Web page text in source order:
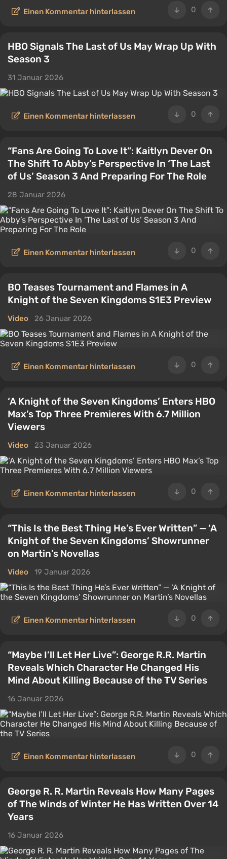
0
Einen Kommentar hinterlassen
HBO Signals The Last of Us May Wrap Up With
Season 3
31 Januar 2026
0
Einen Kommentar hinterlassen
“Fans Are Going To Love It”: Kaitlyn Dever On
The Shift To Abby’s Perspective In ‘The Last
of Us’ Season 3 And Preparing For The Role
28 Januar 2026
0
Einen Kommentar hinterlassen
BO Teases Tournament and Flames in A
Knight of the Seven Kingdoms S1E3 Preview
Video 26 Januar 2026
0
Einen Kommentar hinterlassen
‘A Knight of the Seven Kingdoms’ Enters HBO
Max’s Top Three Premieres With 6.7 Million
Viewers
Video 23 Januar 2026
0
Einen Kommentar hinterlassen
“This Is the Best Thing He’s Ever Written” — ‘A
Knight of the Seven Kingdoms’ Showrunner
on Martin’s Novellas
Video 19 Januar 2026
0
Einen Kommentar hinterlassen
“Maybe I’ll Let Her Live”: George R.R. Martin
Reveals Which Character He Changed His
Mind About Killing Because of the TV Series
16 Januar 2026
0
Einen Kommentar hinterlassen
George R. R. Martin Reveals How Many Pages
of The Winds of Winter He Has Written Over 14
Years
16 Januar 2026